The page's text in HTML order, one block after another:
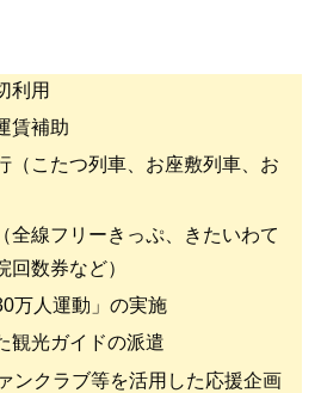
利用
賃補助
（こたつ列車、お座敷列車、お
全線フリーきっぷ、きたいわて
回数券など）
万人運動」の実施
観光ガイドの派遣
ンクラブ等を活用した応援企画